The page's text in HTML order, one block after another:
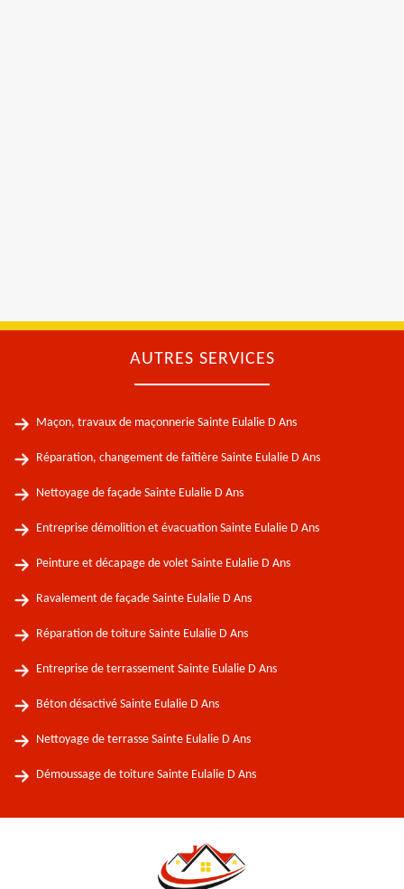
AUTRES SERVICES
Maçon, travaux de maçonnerie Sainte Eulalie D Ans
Réparation, changement de faîtière Sainte Eulalie D Ans
Nettoyage de façade Sainte Eulalie D Ans
Entreprise démolition et évacuation Sainte Eulalie D Ans
Peinture et décapage de volet Sainte Eulalie D Ans
Ravalement de façade Sainte Eulalie D Ans
Réparation de toiture Sainte Eulalie D Ans
Entreprise de terrassement Sainte Eulalie D Ans
Béton désactivé Sainte Eulalie D Ans
Nettoyage de terrasse Sainte Eulalie D Ans
Démoussage de toiture Sainte Eulalie D Ans